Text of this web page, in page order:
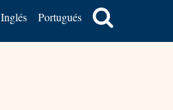
Inglés Portugués